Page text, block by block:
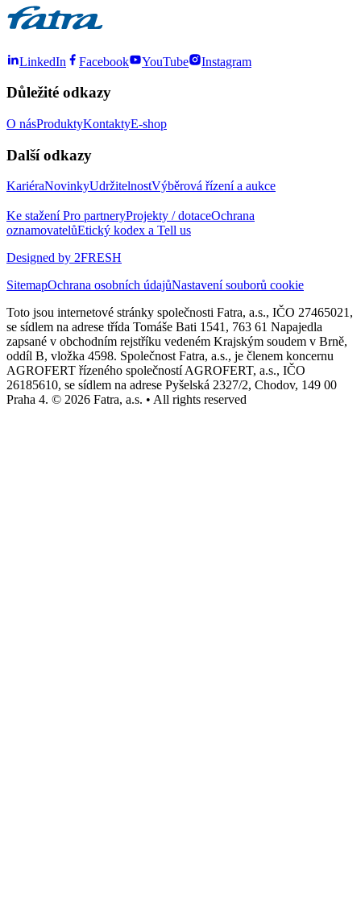
LinkedIn Facebook YouTube Instagram
Důležité odkazy
O násProduktyKontaktyE-shop
Další odkazy
KariéraNovinkyUdržitelnostVýběrová řízení a aukce
Ke staženíPro partneryProjekty / dotaceOchrana
oznamovatelůEtický kodex a Tell us
Designed by 2FRESH
SitemapOchrana osobních údajůNastavení souborů cookie
Toto jsou internetové stránky společnosti Fatra, a.s., IČO 27465021,
se sídlem na adrese třída Tomáše Bati 1541, 763 61 Napajedla
zapsané v obchodním rejstříku vedeném Krajským soudem v Brně,
oddíl B, vložka 4598. Společnost Fatra, a.s., je členem koncernu
AGROFERT řízeného společností AGROFERT, a.s., IČO
26185610, se sídlem na adrese Pyšelská 2327/2, Chodov, 149 00
Praha 4. © 2026 Fatra, a.s. • All rights reserved